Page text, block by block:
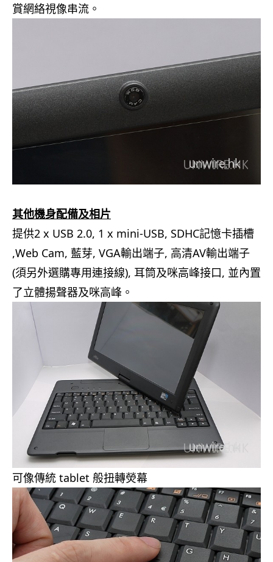
賞網絡視像串流。
其他機身配備及相片
提供2 x USB 2.0, 1 x mini-USB, SDHC記憶卡插槽
,Web Cam, 藍芽, VGA輸出端子, 高清AV輸出端子
(須另外選購專用連接線), 耳筒及咪高峰接口, 並內置
了立體揚聲器及咪高峰。
可像傳統 tablet 般扭轉熒幕